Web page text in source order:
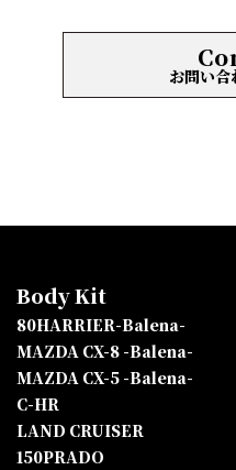
お問い合
Body Kit
80HARRIER-Balena-
MAZDA CX-8 -Balena-
MAZDA CX-5 -Balena-
C-HR
LAND CRUISER
150PRADO